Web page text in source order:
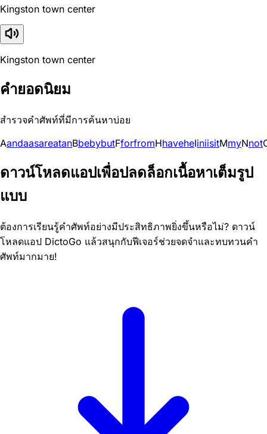
Kingston town center
Kingston town center
คำยอดนิยม
สำรวจคำศัพท์ที่มีการค้นหาบ่อย
AandaasareatanBbebybutFforfromHhaveheIiniisitMmyNnot
ดาวน์โหลดแอปเพื่อปลดล็อกเนื้อหาเต็มรูป
แบบ
ต้องการเรียนรู้คำศัพท์อย่างมีประสิทธิภาพยิ่งขึ้นหรือไม่? ดาวน์
โหลดแอป DictoGo แล้วสนุกกับฟีเจอร์ช่วยจดจำและทบทวนคำ
ศัพท์มากมาย!